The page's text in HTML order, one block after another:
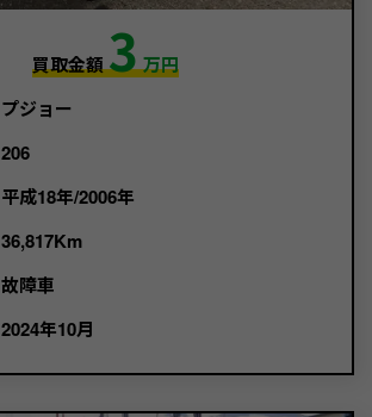
買取金額3万円
プジョー
206
平成18年/2006年
36,817Km
故障車
2024年10月